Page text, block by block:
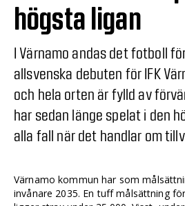
högsta ligan
I Värnamo andas det fotboll
allsvenska debuten för IFK
och hela orten är fylld av
har sedan länge spelat i den
alla fall när det handlar om
Värnamo kommun har som
invånare 2035. En tuff målsättning